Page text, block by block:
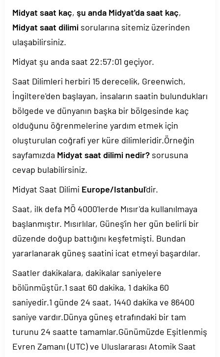
Midyat saat kaç, şu anda Midyat'da saat kaç,
Midyat saat dilimi sorularına sitemiz üzerinden
ulaşabilirsiniz.
Midyat şu anda saat 22:57:01 geçiyor.
Saat Dilimleri herbiri 15 derecelik, Greenwich,
İngiltere'den başlayan, insaların saatin bulundukları
bölgede ve dünyanın başka bir bölgesinde kaç
olduğunu öğrenmelerine yardım etmek için
oluşturulan coğrafi yer küre dilimleridir.Örneğin
sayfamızda Midyat saat dilimi nedir? sorusuna
cevap bulabilirsiniz.
Midyat Saat Dilimi Europe/Istanbul'dir.
Saat, ilk defa MÖ 4000'lerde Mısır'da kullanılmaya
başlanmıştır. Mısırlılar, Güneş'in her gün belirli bir
düzende doğup battığını keşfetmişti. Bundan
yararlanarak güneş saatini icat etmeyi başardılar.
Saatler dakikalara, dakikalar saniyelere
bölünmüştür.1 saat 60 dakika, 1 dakika 60
saniyedir.1 günde 24 saat, 1440 dakika ve 86400
saniye vardır.Dünya güneş etrafındaki bir tam
turunu 24 saatte tamamlar.Günümüzde Eşitlenmiş
Evren Zamanı (UTC) ve Uluslararası Atomik Saat